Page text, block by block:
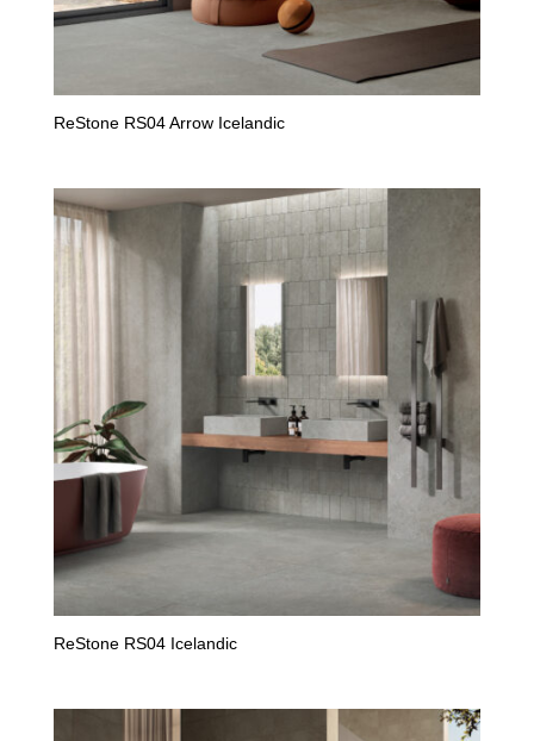
ReStone RS04 Arrow Icelandic
ReStone RS04 Icelandic